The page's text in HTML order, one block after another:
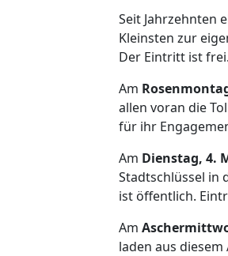
Seit Jahrzehnten
Kleinsten zur
Der Eintritt ist frei.
Am
allen voran die
für ihr
Am Dienstag, 4.
Stadtschlüssel in
ist öffentlich.
Am
laden aus